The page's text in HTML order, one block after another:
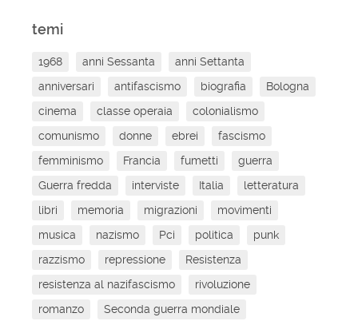
temi
1968 anni Sessanta
anni Settanta
anniversari
antifascismo biografia
Bologna
cinema
classe operaia
colonialismo
comunismo
donne ebrei
fascismo
femminismo
Francia fumetti
guerra
Guerra fredda
interviste Italia
letteratura
libri
memoria migrazioni
movimenti
musica
nazismo Pci politica
punk
razzismo
repressione
Resistenza
resistenza al nazifascismo
rivoluzione
romanzo
Seconda guerra mondiale